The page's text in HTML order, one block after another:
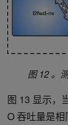
图 12 。
图 13 显示，
O 吞吐量是